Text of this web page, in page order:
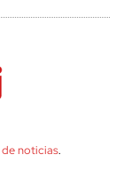
de noticias.